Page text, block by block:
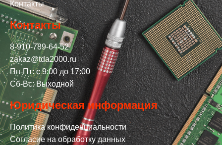
Контакты
Контакты
8-910-789-64-52
zakaz@tda2000.ru
Пн-Пт: с 9:00 до 17:00
Сб-Вс: Выходной
Юридическая информация
Политика конфиденциальности
Согласие на обработку данных